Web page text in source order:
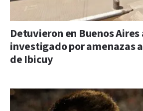
Detuvieron en Buenos Aires
investigado por amenazas
de Ibicuy